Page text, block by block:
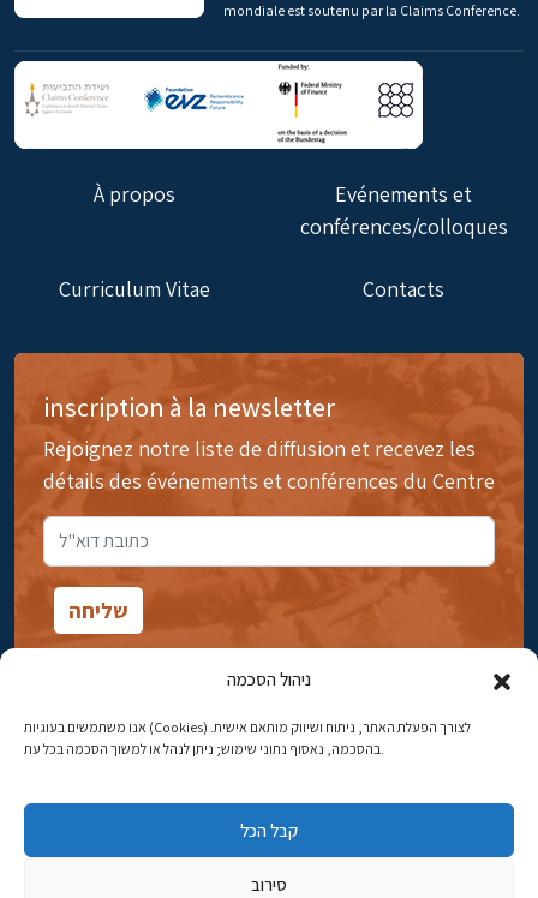
ניהול הסכמה
אנו משתמשים בעוגיות (Cookies) לצורך הפעלת האתר, ניתוח ושיווק מותאם אישית.
בהסכמה, נאסוף נתוני שימוש; ניתן לנהל או למשוך הסכמה בכל עת.
קבל הכל
סירוב
mondiale est soutenu par la Claims Conference.
À propos
Evénements et
conférences/colloques
Curriculum Vitae Contacts
inscription à la newsletter
Rejoignez notre liste de diffusion et recevez les
détails des événements et conférences du Centre
14rue Ibn Gavirol, Rehavia, Jérusalem
Adresse électronique:najww2@ybz.org.il